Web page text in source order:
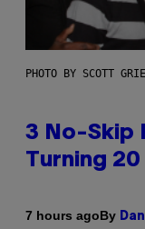
PHOTO BY SCOTT
3 No-Skip
Turning 20
7 hours agoBy